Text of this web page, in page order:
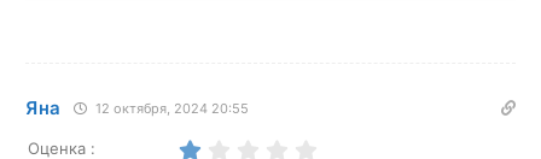
Яна 12 октября, 2024 20:55
Оценка :